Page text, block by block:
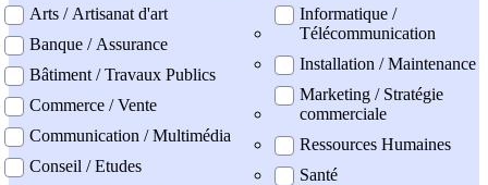
Arts / Artisanat d'art
Banque / Assurance
Bâtiment / Travaux Publics
Commerce / Vente
Communication / Multimédia
Conseil / Etudes
Informatique /
Télécommunication
Installation / Maintenance
Marketing / Stratégie
commerciale
Ressources Humaines
Santé